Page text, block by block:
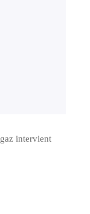
intervient